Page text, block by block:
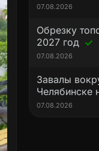
07.08.2026
Обрезку
2027 год
07.08.2026
Завалы
Челябинске
07.08.2026